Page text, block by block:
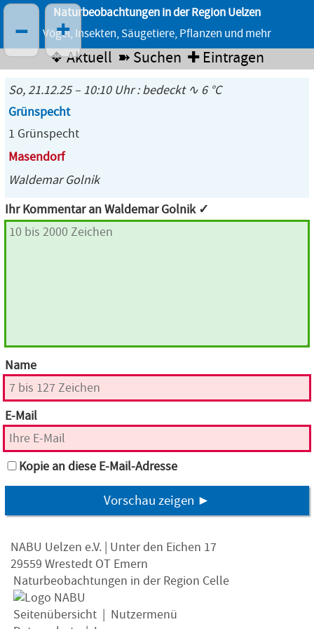
Naturbeobachtungen in der Region Uelzen
Vögel, Insekten, Säugetiere, Pflanzen und mehr
❖ Aktuell ➽ Suchen ✚ Eintragen
So, 21.12.25 – 10:10 Uhr : bedeckt ∿ 6 °C
Grünspecht
1 Grünspecht
Masendorf
Waldemar Golnik
Ihr Kommentar an Waldemar Golnik ✓
Name
E-Mail
Kopie an diese E-Mail-Adresse
Vorschau zeigen ►
NABU Uelzen e.V. | Unter den Eichen 17
29559 Wrestedt OT Emern
Naturbeobachtungen in der Region Celle
Seitenübersicht
Nutzermenü
– +